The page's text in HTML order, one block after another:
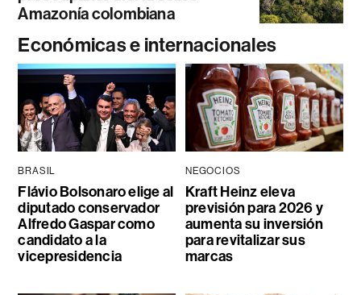
Amazonía colombiana
Económicas e internacionales
BRASIL
Flávio Bolsonaro elige al
diputado conservador
Alfredo Gaspar como
candidato a la
vicepresidencia
NEGOCIOS
Kraft Heinz eleva
previsión para 2026 y
aumenta su inversión
para revitalizar sus
marcas